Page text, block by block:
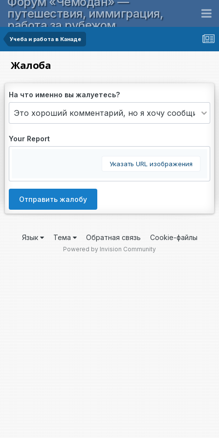
путешествия, иммиграция,
работа за рубежом
Учеба и работа в Канаде
Жалоба
На что именно вы жалуетесь?
Your Report
Указать URL изображения
Отправить жалобу
Язык Тема Обратная связь Cookie-файлы
Powered by Invision Community